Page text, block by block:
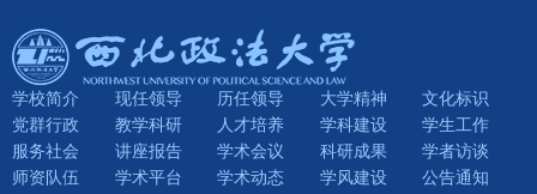
学校简介 现任领导 历任领导 大学精神
文化标识
党群行政
教学科研 人才培养 学科建设
学生工作
服务社会
讲座报告 学术会议 科研成果
学者访谈
师资队伍
学术平台 学术动态 学风建设
公告通知